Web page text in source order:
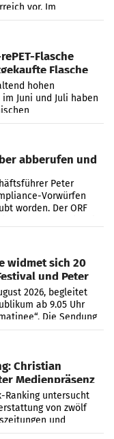
vor. Im
stehen zentrale
Flasche
Flasche
hohen
Juni und Juli haben
zu deutlichen
Während
abberufen und
Peter
Vorwürfen
worden. Der ORF
widmet sich 20
und Peter
2026, begleitet
ab 9.05 Uhr
Die Sendung
„20 Jahre
Christian
Medienpräsenz
Ranking untersucht
von zwölf
und
und